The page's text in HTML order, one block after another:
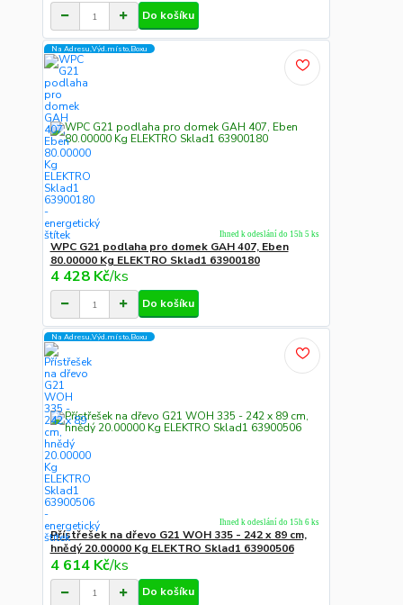
Do košíku
Na Adresu,Výd.místo,Boxu
WPC G21 podlaha pro domek GAH 407, Eben
80.00000 Kg ELEKTRO Sklad1 63900180
4 428 Kč/ks
Ihned k odeslání do 15h 5 ks
Do košíku
Na Adresu,Výd.místo,Boxu
Přístřešek na dřevo G21 WOH 335 - 242 x 89 cm,
hnědý 20.00000 Kg ELEKTRO Sklad1 63900506
4 614 Kč/ks
Ihned k odeslání do 15h 6 ks
Do košíku